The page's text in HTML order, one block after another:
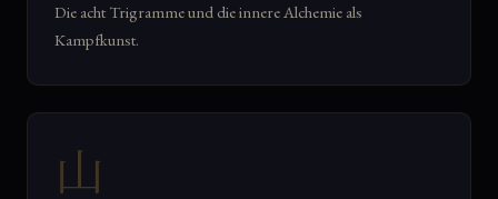
Die acht Trigramme und die innere Alchemie als
Kampfkunst.
山